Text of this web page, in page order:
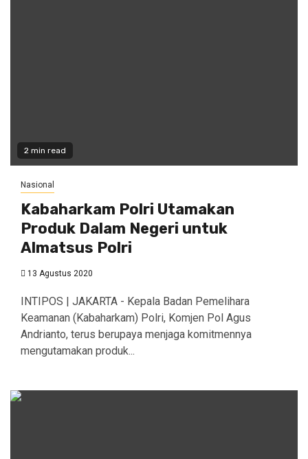
2 min read
Nasional
Kabaharkam Polri Utamakan
Produk Dalam Negeri untuk
Almatsus Polri
13 Agustus 2020
INTIPOS | JAKARTA - Kepala Badan Pemelihara
Keamanan (Kabaharkam) Polri, Komjen Pol Agus
Andrianto, terus berupaya menjaga komitmennya
mengutamakan produk...